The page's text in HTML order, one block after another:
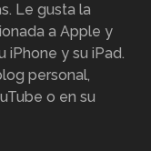
Le gusta la
a Apple y
iPhone y su iPad.
personal,
o en su